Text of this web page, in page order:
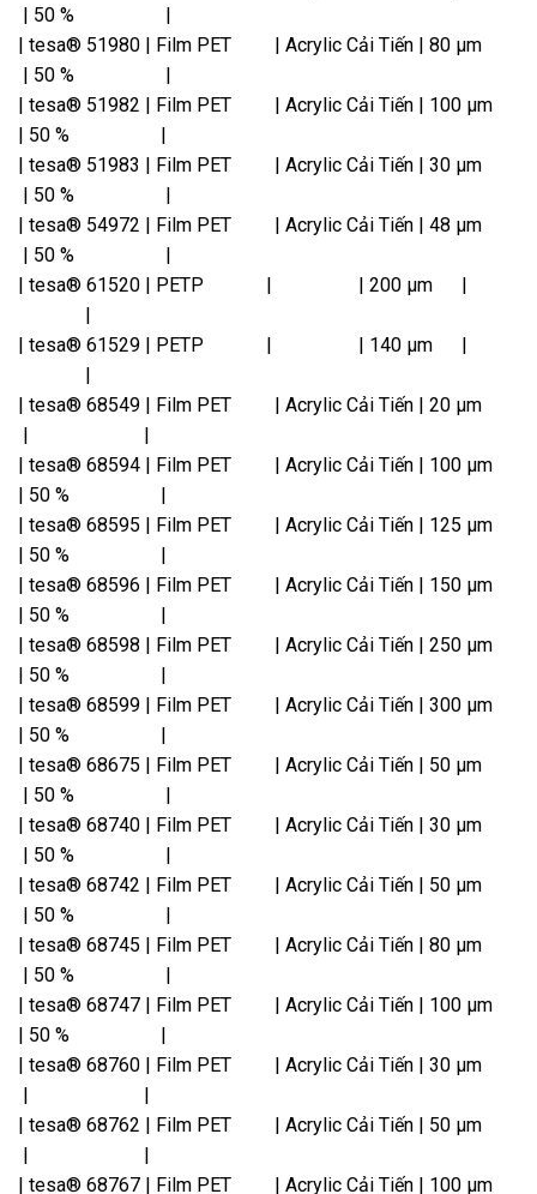
| 50 % |
| tesa® 51980 | Film PET | Acrylic Cải Tiến | 80 µm
| 50 % |
| tesa® 51982 | Film PET | Acrylic Cải Tiến | 100 µm
| 50 % |
| tesa® 51983 | Film PET | Acrylic Cải Tiến | 30 µm
| 50 % |
| tesa® 54972 | Film PET | Acrylic Cải Tiến | 48 µm
| 50 % |
| tesa® 61520 | PETP | | 200 µm |
|
| tesa® 61529 | PETP | | 140 µm |
|
| tesa® 68549 | Film PET | Acrylic Cải Tiến | 20 µm
| |
| tesa® 68594 | Film PET | Acrylic Cải Tiến | 100 µm
| 50 % |
| tesa® 68595 | Film PET | Acrylic Cải Tiến | 125 µm
| 50 % |
| tesa® 68596 | Film PET | Acrylic Cải Tiến | 150 µm
| 50 % |
| tesa® 68598 | Film PET | Acrylic Cải Tiến | 250 µm
| 50 % |
| tesa® 68599 | Film PET | Acrylic Cải Tiến | 300 µm
| 50 % |
| tesa® 68675 | Film PET | Acrylic Cải Tiến | 50 µm
| 50 % |
| tesa® 68740 | Film PET | Acrylic Cải Tiến | 30 µm
| 50 % |
| tesa® 68742 | Film PET | Acrylic Cải Tiến | 50 µm
| 50 % |
| tesa® 68745 | Film PET | Acrylic Cải Tiến | 80 µm
| 50 % |
| tesa® 68747 | Film PET | Acrylic Cải Tiến | 100 µm
| 50 % |
| tesa® 68760 | Film PET | Acrylic Cải Tiến | 30 µm
| |
| tesa® 68762 | Film PET | Acrylic Cải Tiến | 50 µm
| |
| tesa® 68767 | Film PET | Acrylic Cải Tiến | 100 µm